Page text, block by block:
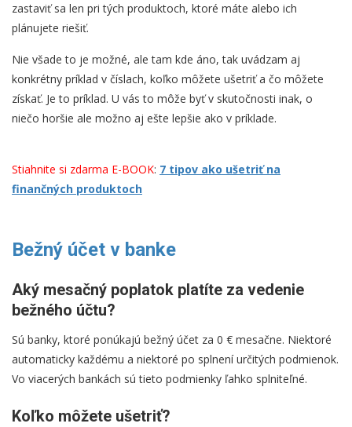
zastaviť sa len pri tých produktoch, ktoré máte alebo ich
plánujete riešiť.
Nie všade to je možné, ale tam kde áno, tak uvádzam aj
konkrétny príklad v číslach, koľko môžete ušetriť a čo môžete
získať. Je to príklad. U vás to môže byť v skutočnosti inak, o
niečo horšie ale možno aj ešte lepšie ako v príklade.
Stiahnite si zdarma E-BOOK: 7 tipov ako ušetriť na
finančných produktoch
Bežný účet v banke
Aký mesačný poplatok platíte za vedenie
bežného účtu?
Sú banky, ktoré ponúkajú bežný účet za 0 € mesačne. Niektoré
automaticky každému a niektoré po splnení určitých podmienok.
Vo viacerých bankách sú tieto podmienky ľahko splniteľné.
Koľko môžete ušetriť?